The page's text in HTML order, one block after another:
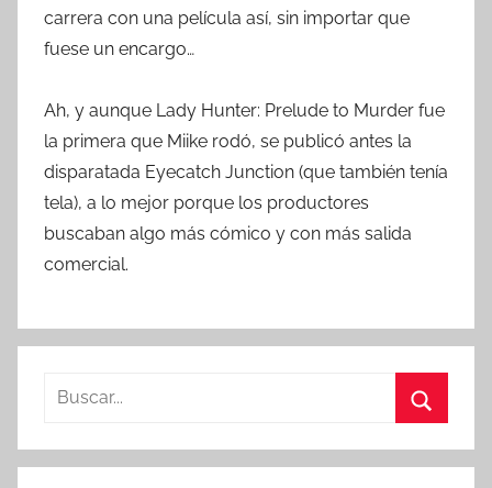
carrera con una película así, sin importar que
fuese un encargo…
Ah, y aunque Lady Hunter: Prelude to Murder fue
la primera que Miike rodó, se publicó antes la
disparatada Eyecatch Junction (que también tenía
tela), a lo mejor porque los productores
buscaban algo más cómico y con más salida
comercial.
s
u